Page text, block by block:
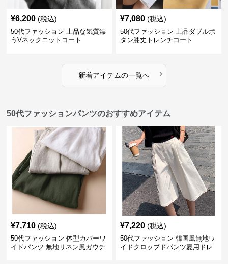
¥6,200 (税込)
50代ファッション 上品な気質漂
うVネックニットコート
¥7,080 (税込)
50代ファッション 上品ダブルボ
タン膝丈トレンチコート
新着アイテムの一覧へ ›
50代ファッションパンツのおすすめアイテム
¥7,710 (税込)
50代ファッション 体型カバーワ
イドパンツ 無地リネン風ガウチ
¥7,220 (税込)
50代ファッション 韓国風無地ワ
イドクロップドパンツ夏用ドレ